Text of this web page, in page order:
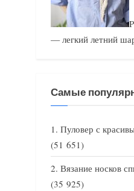
— легкий летний
Самые
Пуловер с
(51 651)
Вязание носков
(35 925)